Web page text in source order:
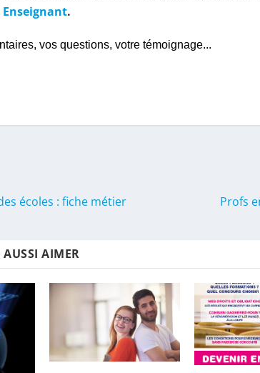
.
vos questions, votre témoignage...
écoles : fiche métier
Profs
AIMER